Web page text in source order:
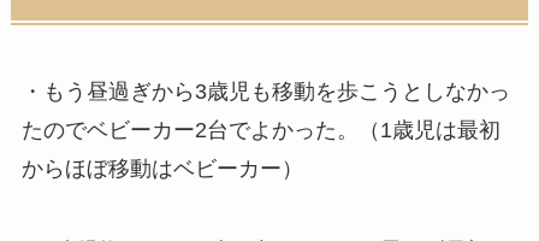
・もう昼過ぎから3歳児も移動を歩こうとしなかっ
たのでベビーカー2台でよかった。（1歳児は最初
からほぼ移動はベビーカー）